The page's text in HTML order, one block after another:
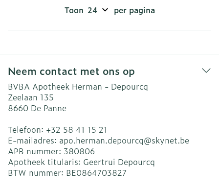
Toon per pagina
Neem contact met ons op
BVBA Apotheek Herman - Depourcq
Zeelaan 135
8660 De Panne
Telefoon: +32 58 41 15 21
E-mailadres: apo.herman.depourcq@skynet.be
APB nummer: 380806
Apotheek titularis: Geertrui Depourcq
BTW nummer: BE0864703827